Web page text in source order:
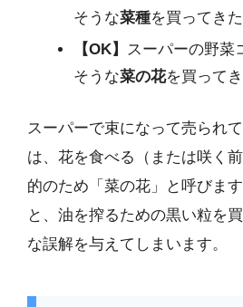
そうな菜種を買ってきた
【OK】 スーパーの野菜
そうな菜の花を買ってき
スーパーで束になって売られ
は、花を食べる（または咲く
的のため「菜の花」と呼びま
と、油を搾るための黒い粒を
な誤解を与えてしまいます。